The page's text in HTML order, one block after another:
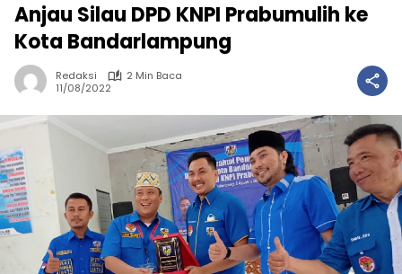
Anjau Silau DPD KNPI Prabumulih ke
Kota Bandarlampung
Redaksi
2 Min Baca
11/08/2022